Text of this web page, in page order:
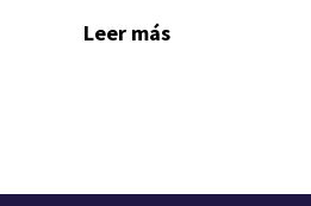
Leer más